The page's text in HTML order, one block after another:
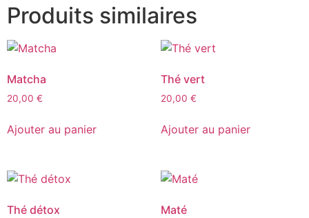
Produits similaires
Matcha
20,00 €
Ajouter au panier
Thé vert
20,00 €
Ajouter au panier
Thé détox Maté